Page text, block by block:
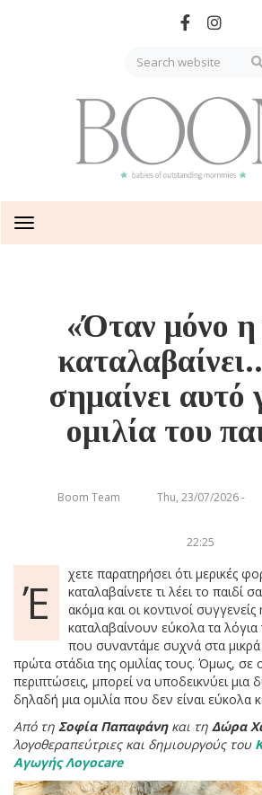
Toggle
navigation
«Όταν μόνο
σημαίνει αυτό
ομιλία του
Boom Team Thu, 23/07/2026 -
22:25
Έ
χετε παρατηρήσει ότι μερικές
καταλαβαίνετε τι λέει το παιδί
ακόμα και οι κοντινοί
καταλαβαίνουν εύκολα τα λόγια
που συναντάμε συχνά στα μικρά
πρώτα στάδια της ομιλίας τους. Όμως, σε
περιπτώσεις, μπορεί να υποδεικνύει μια
δηλαδή μια ομιλία που δεν είναι εύκολα
Από τη Σοφία Παπαφάνηκαι τη Δώρα
λογοθεραπεύτριες και δημιουργούς του
Αγωγής Λογοcare